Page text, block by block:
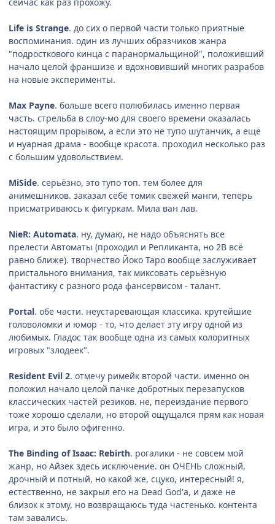
Life is Strange. до сих о первой части только приятные
воспоминания. один из лучших образчиков жанра
"подросткового кинца с паранормальщиной", положивший
начало целой франшизе и вдохновивший многих разрабов
на новые эксперименты.
Max Payne. больше всего полюбилась именно первая
часть. стрельба в слоу-мо для своего времени оказалась
настоящим прорывом, а если это не тупо шутанчик, а ещё
и нуарная драма - вообще красота. проходил несколько раз
с большим удовольствием.
MiSide. серьёзно, это тупо топ. тем более для
анимешников. заказал себе томик свежей манги, теперь
присматриваюсь к фигуркам. Мила ван лав.
NieR: Automata. ну, думаю, не надо объяснять все
прелести Автоматы (проходил и Репликанта, но 2В всё
равно ближе). творчество Йоко Таро вообще заслуживает
пристального внимания, так миксовать серьёзную
фантастику с разного рода фансервисом - талант.
Portal. обе части. неустаревающая классика. крутейшие
головоломки и юмор - то, что делает эту игру одной из
любимых. Гладос так вообще одна из самых колоритных
игровых "злодеек".
Resident Evil 2. отмечу римейк второй части. именно он
положил начало целой пачке добротных перезапусков
классических частей резиков. не, переиздание первого
тоже хорошо сделали, но второй ощущался прям как новая
игра, и это было офигенно.
The Binding of Isaac: Rebirth. рогалики - не совсем мой
жанр, но Айзек здесь исключение. он ОЧЕНЬ сложный,
дрочный и потный, но какой же, сцуко, интересный! я,
естественно, не закрыл его на Dead God'а, и даже не
близок к этому, но возвращаюсь туда частенько. контента
там завались.